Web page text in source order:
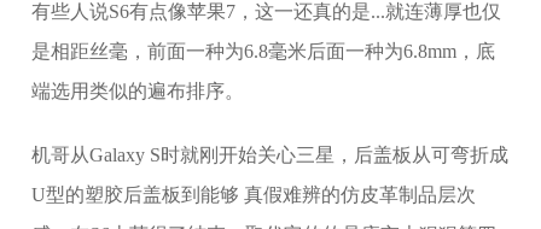
有些人说S6有点像苹果7，这一还真的是...就连薄厚也仅
是相距丝毫，前面一种为6.8毫米后面一种为6.8mm，底
端选用类似的遍布排序。
机哥从Galaxy S时就刚开始关心三星，后盖板从可弯折成
U型的塑胶后盖板到能够 真假难辨的仿皮革制品层次